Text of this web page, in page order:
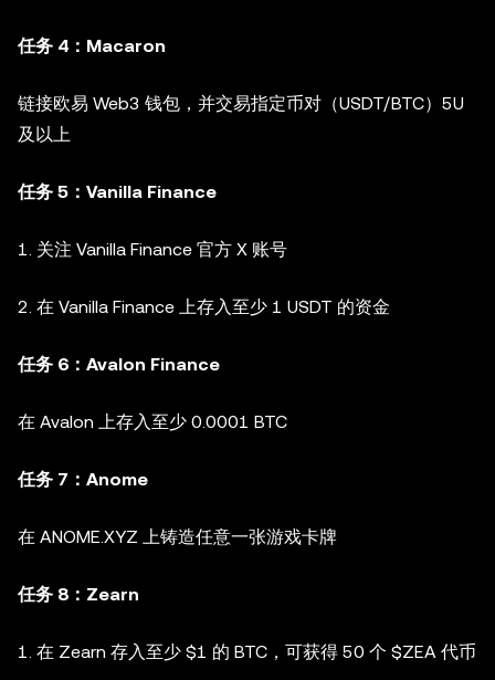
任务 4：Macaron
链接欧易 Web3 钱包，并交易指定币对（USDT/BTC）5U
及以上
任务 5：Vanilla Finance
1. 关注 Vanilla Finance 官方 X 账号
2. 在 Vanilla Finance 上存入至少 1 USDT 的资金
任务 6：Avalon Finance
在 Avalon 上存入至少 0.0001 BTC
任务 7：Anome
在 ANOME.XYZ 上铸造任意一张游戏卡牌
任务 8：Zearn
1. 在 Zearn 存入至少 $1 的 BTC，可获得 50 个 $ZEA 代币